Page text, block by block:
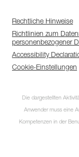
Rechtliche Hinweise
Richtlinien zum
personenbezogener
Accessibility
Cookie-Einstellungen
Die dargestellten
Anwender muss eine
Kompetenzen in der